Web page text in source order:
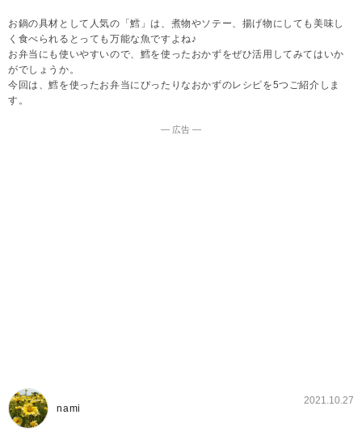
お鍋の具材として人気の「鱈」は、煮物やソテー、揚げ物にしても美味し
く食べられるとっても万能な魚ですよね♪
お弁当にも使いやすいので、鱈を使ったおかずをぜひ活用してみてはいか
がでしょうか。
今回は、鱈を使ったお弁当にぴったりなおかずのレシピを5つご紹介しま
す。
― 広告 ―
nami
2021.10.27